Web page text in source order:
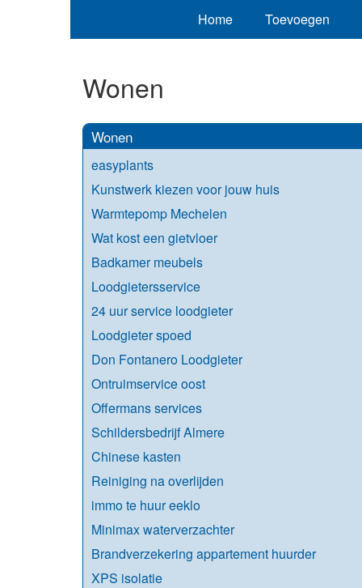
Home Toevoegen
Wonen
Wonen
easyplants
Kunstwerk kiezen voor jouw huis
Warmtepomp Mechelen
Wat kost een gietvloer
Badkamer meubels
Loodgietersservice
24 uur service loodgieter
Loodgieter spoed
Don Fontanero Loodgieter
Ontruimservice oost
Offermans services
Schildersbedrijf Almere
Chinese kasten
Reiniging na overlijden
immo te huur eeklo
Minimax waterverzachter
Brandverzekering appartement huurder
XPS isolatie